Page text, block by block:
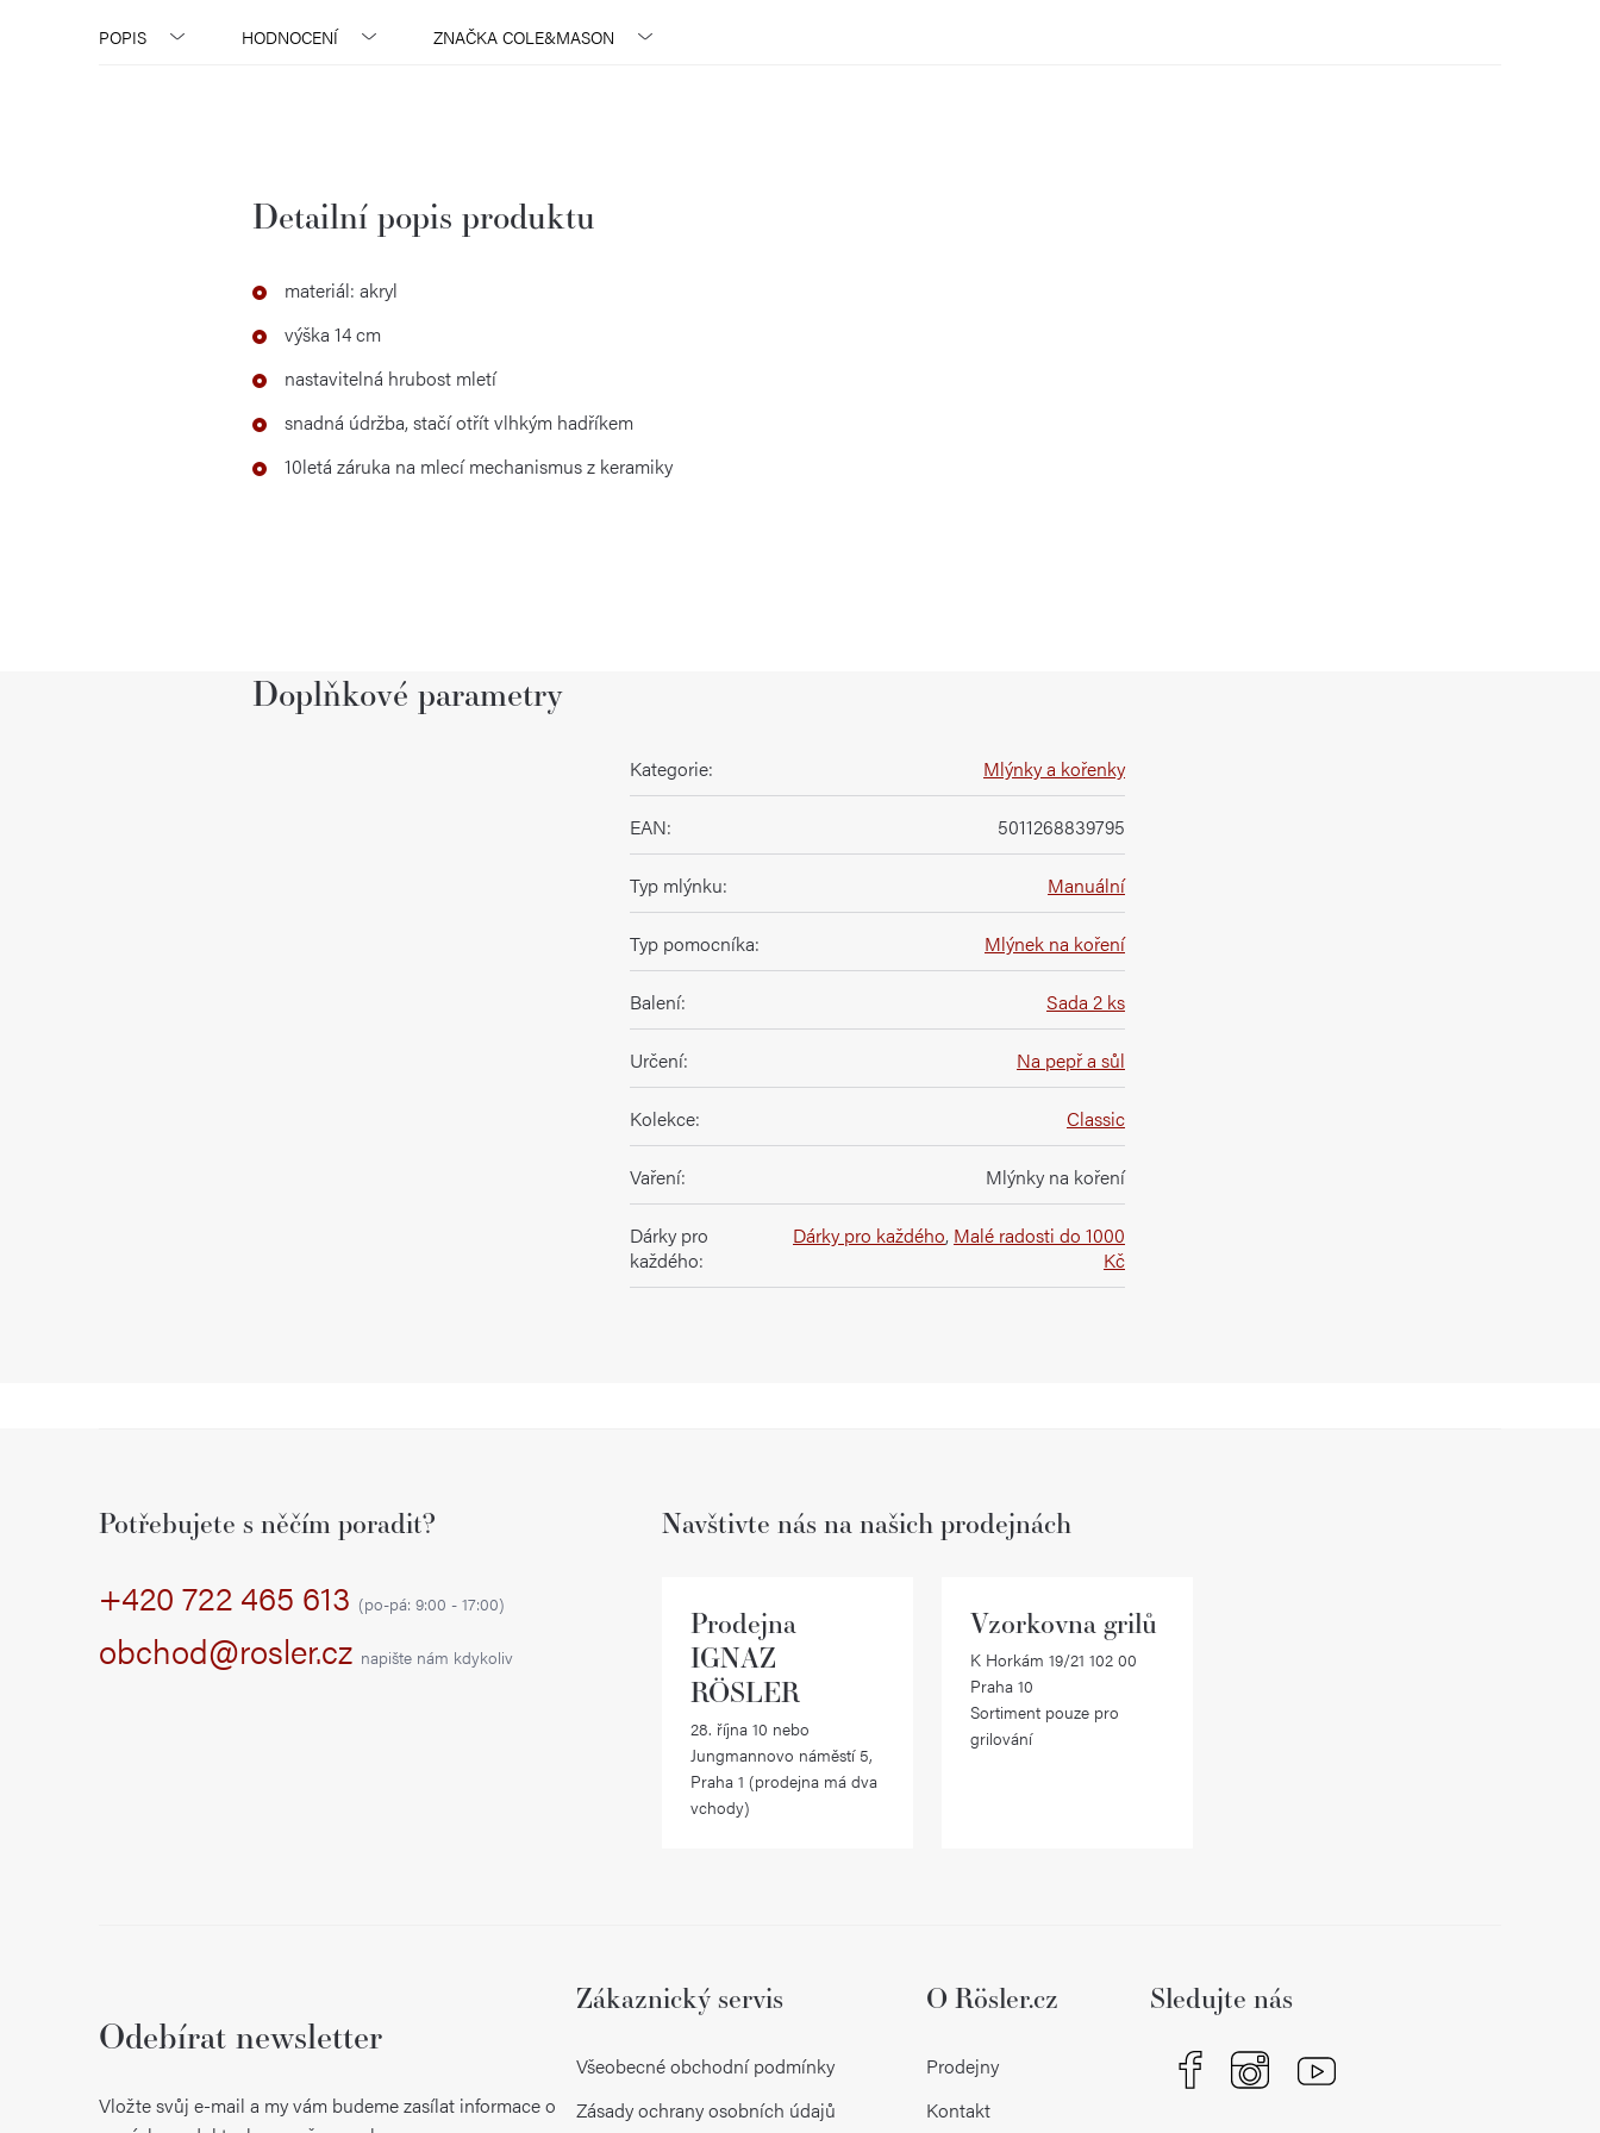
POPIS HODNOCENÍ ZNAČKA COLE&MASON
Detailní popis produktu
materiál: akryl
výška 14 cm
nastavitelná hrubost mletí
snadná údržba, stačí otřít vlhkým hadříkem
10letá záruka na mlecí mechanismus z keramiky
Doplňkové parametry
Kategorie: Mlýnky a kořenky
EAN: 5011268839795
Typ mlýnku: Manuální
Typ pomocníka: Mlýnek na koření
Balení: Sada 2 ks
Určení: Na pepř a sůl
Kolekce: Classic
Vaření: Mlýnky na koření
Dárky pro
každého:
Dárky pro každého, Malé radosti do 1000
Kč
Potřebujete s něčím poradit?
+420 722 465 613 (po-pá: 9:00 - 17:00)
obchod@rosler.cz napište nám kdykoliv
Navštivte nás na našich prodejnách
Prodejna
IGNAZ
RÖSLER
28. října 10 nebo
Jungmannovo náměstí 5,
Praha 1 (prodejna má dva
vchody)
Vzorkovna grilů
K Horkám 19/21 102 00
Praha 10
Sortiment pouze pro
grilování
Odebírat newsletter
Vložte svůj e-mail a my vám budeme zasílat informace o
Zákaznický servis
Všeobecné obchodní podmínky
Zásady ochrany osobních údajů
O Rösler.cz
Prodejny
Kontakt
Sledujte nás